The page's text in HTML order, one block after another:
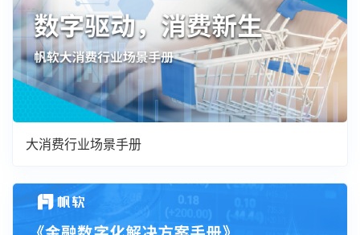
大消费行业场景手册